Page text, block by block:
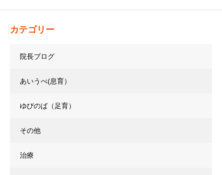
カテゴリー
院長ブログ
あいうべ(息育）
ゆびのば（足育）
その他
治療